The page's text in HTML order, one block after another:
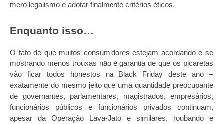
mero legalismo e adotar finalmente critérios éticos.
Enquanto isso…
O fato de que muitos consumidores estejam acordando e se
mostrando menos trouxas não é garantia de que os picaretas
vão ficar todos honestos na Black Friday deste ano –
exatamente do mesmo jeito que uma quantidade preocupante
de governantes, parlamentares, magistrados, empresários,
funcionários públicos e funcionários privados continuam,
apesar da Operação Lava-Jato e similares, roubando e